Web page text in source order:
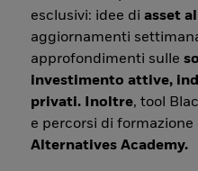
esclusivi: idee diasset
aggiornamenti
approfondimenti sulle
investimento attive,
privati. Inoltre, tool
e percorsi di formazione
Alternatives Academy.